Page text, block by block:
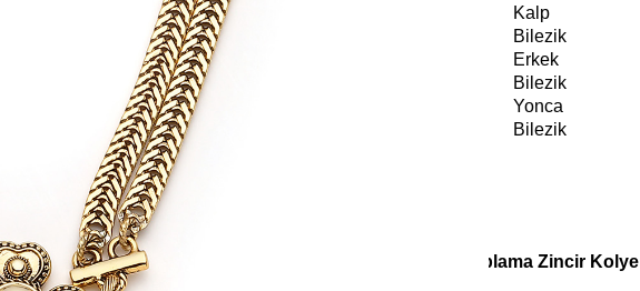
Kalp
Bilezik
Erkek
Bilezik
Yonca
Bilezik
Koleksiyonlar Riviera Azzura Yonca & Göz Charm Altın Kaplama Zincir Kolye